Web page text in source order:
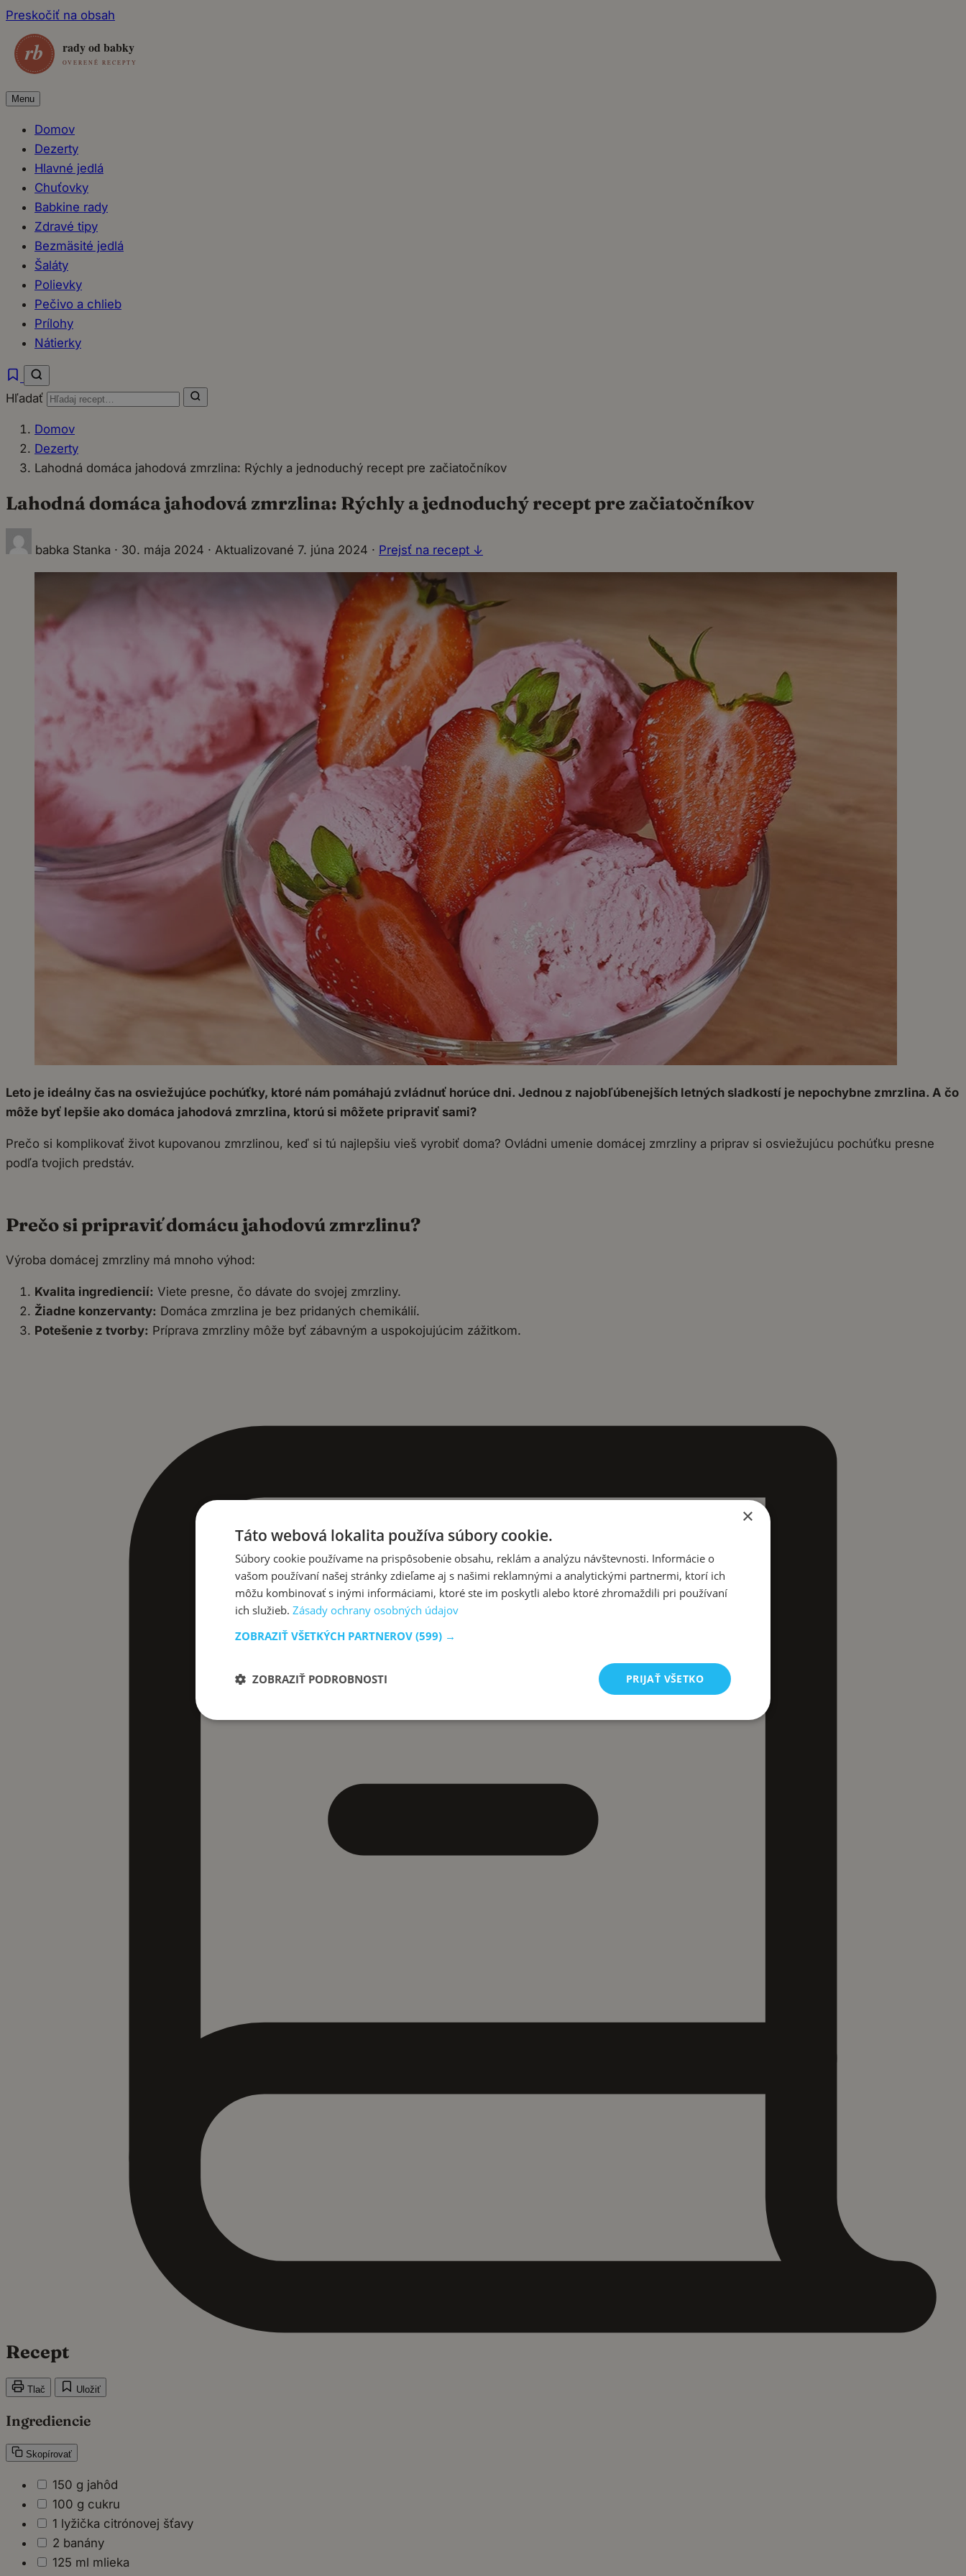
Preskočiť na obsah
Menu
Domov
Dezerty
Hlavné jedlá
Chuťovky
Babkine rady
Zdravé tipy
Bezmäsité jedlá
Šaláty
Polievky
Pečivo a chlieb
Prílohy
Nátierky
Hľadať
Domov
Dezerty
Lahodná domáca jahodová zmrzlina: Rýchly a jednoduchý recept pre začiatočníkov
Lahodná domáca jahodová zmrzlina: Rýchly a jednoduchý recept pre začiatočníkov
babka Stanka · 30. mája 2024 · Aktualizované 7. júna 2024 · Prejsť na recept ↓
Leto je ideálny čas na osviežujúce pochúťky, ktoré nám pomáhajú zvládnuť horúce dni. Jednou z najobľúbenejších letných sladkostí je nepochybne zmrzlina. A čo
môže byť lepšie ako domáca jahodová zmrzlina, ktorú si môžete pripraviť sami?
Prečo si komplikovať život kupovanou zmrzlinou, keď si tú najlepšiu vieš vyrobiť doma? Ovládni umenie domácej zmrzliny a priprav si osviežujúcu pochúťku presne
podľa tvojich predstáv.
Prečo si pripraviť domácu jahodovú zmrzlinu?
Výroba domácej zmrzliny má mnoho výhod:
Kvalita ingrediencií: Viete presne, čo dávate do svojej zmrzliny.
Žiadne konzervanty: Domáca zmrzlina je bez pridaných chemikálií.
Potešenie z tvorby: Príprava zmrzliny môže byť zábavným a uspokojujúcim zážitkom.
Recept
Tlač Uložiť
Ingrediencie
Skopírovať
150 g jahôd
100 g cukru
1 lyžička citrónovej šťavy
2 banány
125 ml mlieka
×
Táto webová lokalita používa súbory cookie.
Súbory cookie používame na prispôsobenie obsahu, reklám a analýzu návštevnosti. Informácie o
vašom používaní našej stránky zdieľame aj s našimi reklamnými a analytickými partnermi, ktorí ich
môžu kombinovať s inými informáciami, ktoré ste im poskytli alebo ktoré zhromaždili pri používaní
ich služieb. Zásady ochrany osobných údajov
ZOBRAZIŤ VŠETKÝCH PARTNEROV (599) →
PRIJAŤ VŠETKO
ZOBRAZIŤ PODROBNOSTI